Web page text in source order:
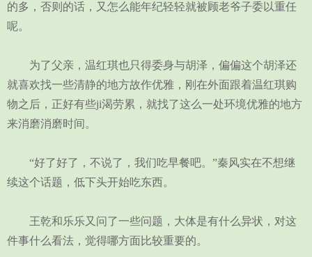
的多，否则的话，又怎么能年纪轻轻就被顾老爷子委以重任
呢。
为了父亲，温红琪也只得委身与胡泽，偏偏这个胡泽还
就喜欢找一些清静的地方故作优雅，刚在外面跟着温红琪购
物之后，正好有些ji渴劳累，就找了这么一处环境优雅的地方
来消磨消磨时间。
“好了好了，不说了，我们吃早餐吧。”秦风实在不想继
续这个话题，低下头开始吃东西。
王乾和乐乐又问了一些问题，大体是有什么异状，对这
件事什么看法，觉得哪方面比较重要的。